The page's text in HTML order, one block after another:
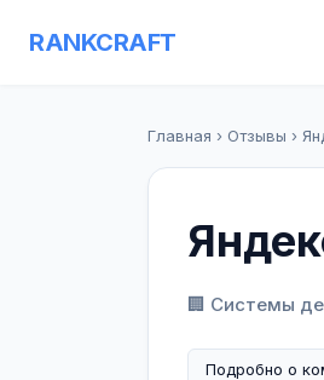
RANKCRAFT
Главная › Отзывы ›
🏢 Системы
Подробно о